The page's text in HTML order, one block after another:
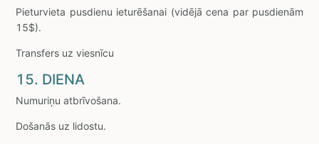
Pieturvieta pusdienu ieturēšanai (vidējā cena par pusdienām
15$).
Transfers uz viesnīcu
15. DIENA
Numuriņu atbrīvošana.
Došanās uz lidostu.